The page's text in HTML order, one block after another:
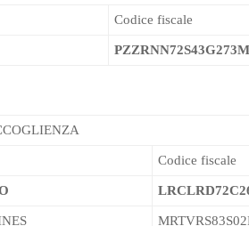
Codice fiscale
PZZRNN72S43G273M
Codice fiscale